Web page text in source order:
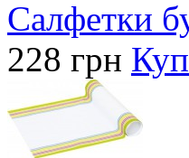
Салфетки
228 грн